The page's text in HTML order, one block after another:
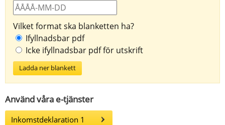
Vilket format ska blanketten ha?
Ifyllnadsbar pdf
Icke ifyllnadsbar pdf för utskrift
Ladda ner blankett
Använd våra e-tjänster
Inkomstdeklaration 1